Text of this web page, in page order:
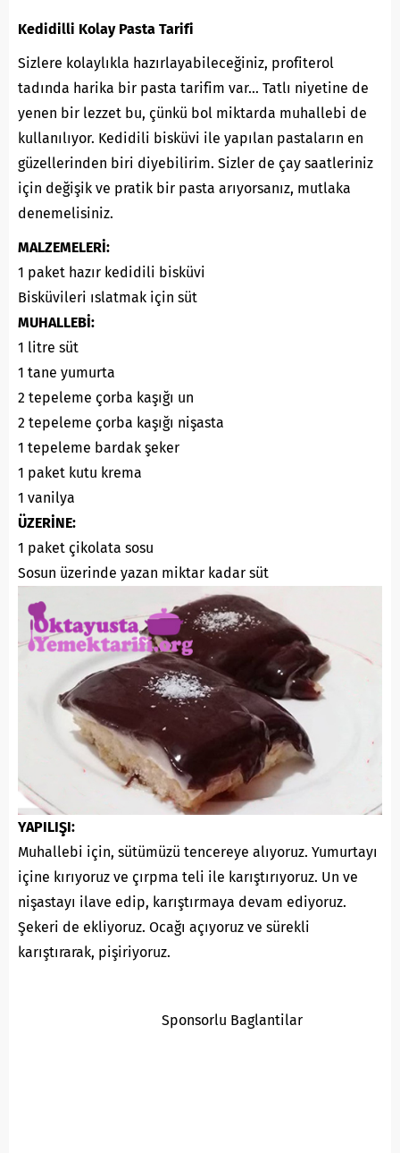
Kedidilli Kolay Pasta Tarifi
Sizlere kolaylıkla hazırlayabileceğiniz, profiterol
tadında harika bir pasta tarifim var… Tatlı niyetine de
yenen bir lezzet bu, çünkü bol miktarda muhallebi de
kullanılıyor. Kedidili bisküvi ile yapılan pastaların en
güzellerinden biri diyebilirim. Sizler de çay saatleriniz
için değişik ve pratik bir pasta arıyorsanız, mutlaka
denemelisiniz.
MALZEMELERİ:
1 paket hazır kedidili bisküvi
Bisküvileri ıslatmak için süt
MUHALLEBİ:
1 litre süt
1 tane yumurta
2 tepeleme çorba kaşığı un
2 tepeleme çorba kaşığı nişasta
1 tepeleme bardak şeker
1 paket kutu krema
1 vanilya
ÜZERİNE:
1 paket çikolata sosu
Sosun üzerinde yazan miktar kadar süt
YAPILIŞI:
Muhallebi için, sütümüzü tencereye alıyoruz. Yumurtayı
içine kırıyoruz ve çırpma teli ile karıştırıyoruz. Un ve
nişastayı ilave edip, karıştırmaya devam ediyoruz.
Şekeri de ekliyoruz. Ocağı açıyoruz ve sürekli
karıştırarak, pişiriyoruz.
Sponsorlu Baglantilar